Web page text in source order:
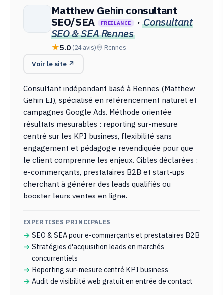
Matthew Gehin consultant
SEO/SEA
FREELANCE · Consultant
SEO & SEA Rennes
5.0 (24 avis) Rennes
Voir le site ↗
Consultant indépendant basé à Rennes (Matthew
Gehin EI), spécialisé en référencement naturel et
campagnes Google Ads. Méthode orientée
résultats mesurables : reporting sur-mesure
centré sur les KPI business, flexibilité sans
engagement et pédagogie revendiquée pour que
le client comprenne les enjeux. Cibles déclarées :
e-commerçants, prestataires B2B et start-ups
cherchant à générer des leads qualifiés ou
booster leurs ventes en ligne.
EXPERTISES PRINCIPALES
SEO & SEA pour e-commerçants et prestataires B2B
Stratégies d'acquisition leads en marchés
concurrentiels
Reporting sur-mesure centré KPI business
Audit de visibilité web gratuit en entrée de contact